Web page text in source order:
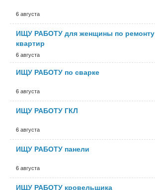
6 августа
ИЩУ РАБОТУ для женщины по ремонту
квартир
6 августа
ИЩУ РАБОТУ по сварке
6 августа
ИЩУ РАБОТУ ГКЛ
6 августа
ИЩУ РАБОТУ панели
6 августа
ИЩУ РАБОТУ кровельщика